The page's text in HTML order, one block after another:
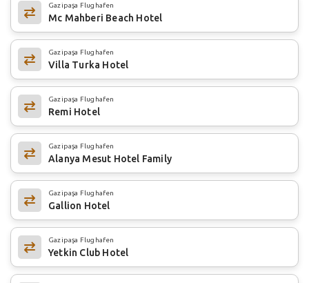
Gazipaşa Flughafen
Mc Mahberi Beach Hotel
Gazipaşa Flughafen
Villa Turka Hotel
Gazipaşa Flughafen
Remi Hotel
Gazipaşa Flughafen
Alanya Mesut Hotel Family
Gazipaşa Flughafen
Gallion Hotel
Gazipaşa Flughafen
Yetkin Club Hotel